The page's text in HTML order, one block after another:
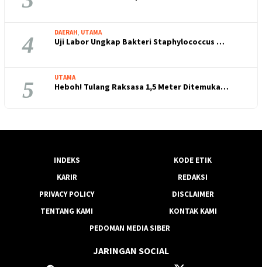
4 DAERAH UTAMA
Uji Labor Ungkap Bakteri Staphylococcus …
5 UTAMA
Heboh! Tulang Raksasa 1,5 Meter Ditemuka…
INDEKS
KODE ETIK
KARIR
REDAKSI
PRIVACY POLICY
DISCLAIMER
TENTANG KAMI
KONTAK KAMI
PEDOMAN MEDIA SIBER
JARINGAN SOCIAL